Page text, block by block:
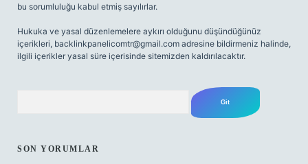
bu sorumluluğu kabul etmiş sayılırlar.
Hukuka ve yasal düzenlemelere aykırı olduğunu düşündüğünüz
içerikleri, backlinkpanelicomtr@gmail.com adresine bildirmeniz halinde,
ilgili içerikler yasal süre içerisinde sitemizden kaldırılacaktır.
SON YORUMLAR